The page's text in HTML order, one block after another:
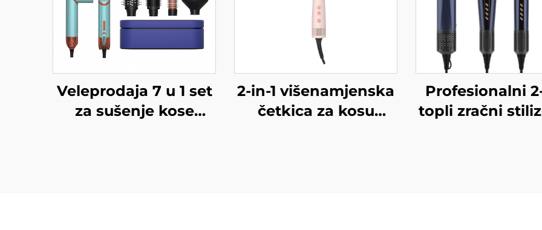
Veleprodaja 7 u 1 set
za sušenje kose
2-in-1 višenamjenska
četkica za kosu
Profesionalni
topli zračni